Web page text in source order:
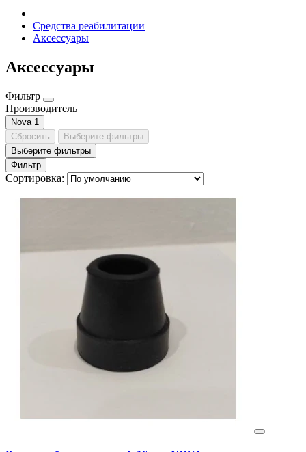
Средства реабилитации
Аксессуары
Аксессуары
Фильтр
Производитель
Nova 1
Сбросить
Выберите фильтры
Выберите фильтры
Фильтр
Сортировка: